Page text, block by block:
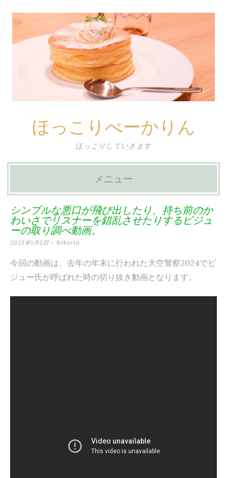
ほっこりべーかりん
ほっこりしていきます
メニュー
ン
テ
ツ
シンプルな悪口が飛び出したり、持ち前のか
わいさでリスナーを錯乱させたりするビジュ
ーの取り調べ動画。
2025年1月2日 - Bekarin
今回の動画は、去年の年末に行われた大空警察2024でビ
ジュー氏が呼ばれた時の切り抜き動画となります。